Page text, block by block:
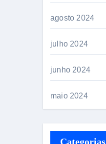
agosto 2024
julho 2024
junho 2024
maio 2024
Categorias